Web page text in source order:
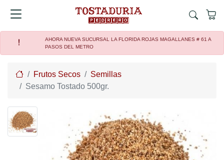
AHORA NUEVA SUCURSAL LA FLORIDA ROJAS MAGALLANES # 61 A
PASOS DEL METRO
HomeFrutos Secos
Semillas
Sesamo Tostado 500gr.